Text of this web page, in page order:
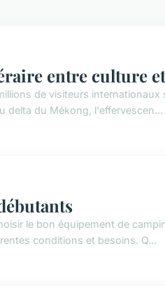
entre culture
de visiteurs internationaux
delta du Mékong, l'effervescen...
le bon équipement de
conditions et besoins. Q...